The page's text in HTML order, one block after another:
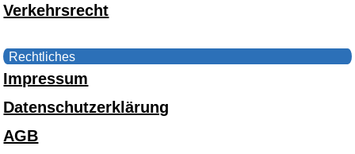
Verkehrsrecht
Rechtliches
Impressum
Datenschutzerklärung
AGB